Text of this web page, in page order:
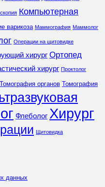
Компьютерная
варикоза Маммография Маммолог
Операции на щитовидке
хирург Ортопед
хирург Проктолог
Томография органов Томография
Флеболог Хирург
Щитовидка
данных